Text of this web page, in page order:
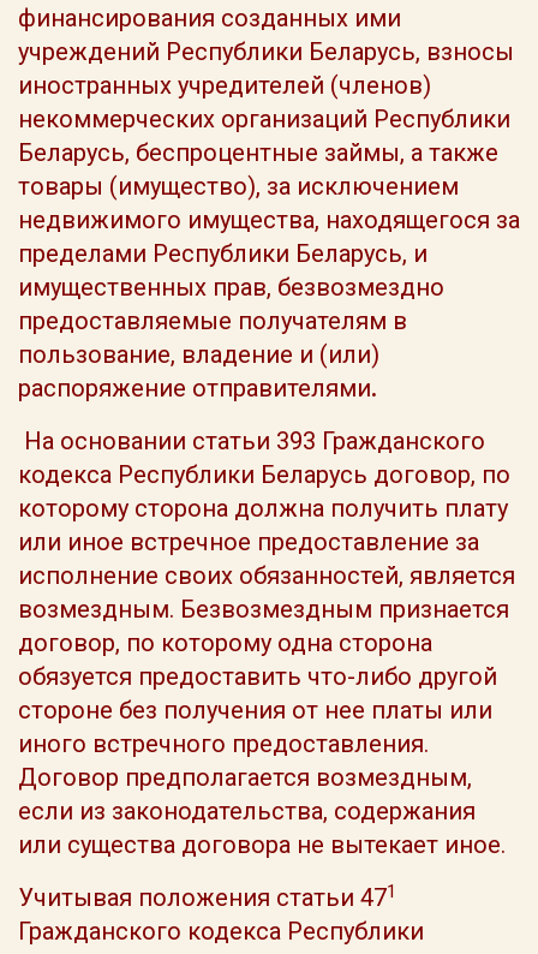
финансирования созданных ими
учреждений Республики Беларусь, взносы
иностранных учредителей (членов)
некоммерческих организаций Республики
Беларусь, беспроцентные займы, а также
товары (имущество), за исключением
недвижимого имущества, находящегося за
пределами Республики Беларусь, и
имущественных прав, безвозмездно
предоставляемые получателям в
пользование, владение и (или)
распоряжение отправителями.
На основании статьи 393 Гражданского
кодекса Республики Беларусь договор, по
которому сторона должна получить плату
или иное встречное предоставление за
исполнение своих обязанностей, является
возмездным. Безвозмездным признается
договор, по которому одна сторона
обязуется предоставить что-либо другой
стороне без получения от нее платы или
иного встречного предоставления.
Договор предполагается возмездным,
если из законодательства, содержания
или существа договора не вытекает иное.
Учитывая положения статьи 471
Гражданского кодекса Республики